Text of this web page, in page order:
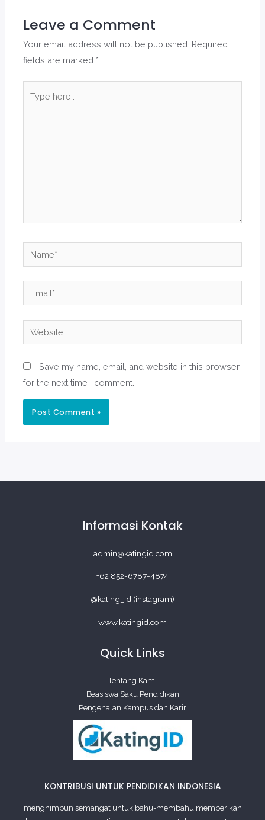
Leave a Comment
Your email address will not be published. Required
fields are marked *
here..
Name*
Email*
Website
Save my name, email, and website in this browser
for the next time I comment.
Informasi Kontak
admin@katingid.com
+62 852-6787-4874
@kating_id (instagram)
www.katingid.com
Quick Links
Tentang Kami
Beasiswa Saku Pendidikan
Pengenalan Kampus dan Karir
KONTRIBUSI UNTUK PENDIDIKAN INDONESIA
menghimpun semangat untuk bahu-membahu memberikan